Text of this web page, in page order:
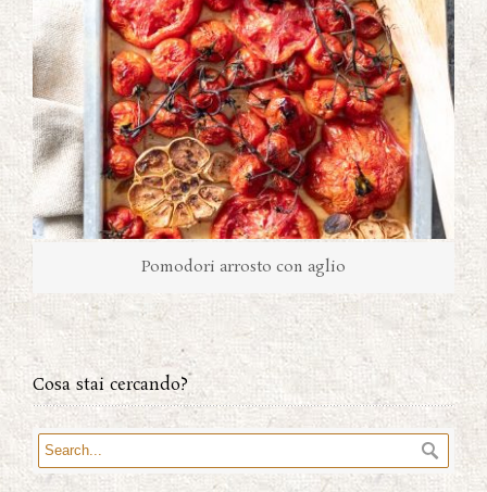
Pomodori arrosto con aglio
Cosa stai cercando?